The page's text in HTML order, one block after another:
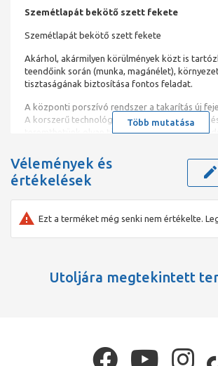
Szemétlapát bekötő szett fekete
Szemétlapát bekötő szett fekete
Akárhol, akármilyen körülmények közt is
teendőink során (munka, magánélet),
tisztaságának biztosítása fontos feladat.
A központi porszívó rendszer a takarítás új
A korszerű technológia segítségével gyorsan
teremthetünk olyan tökéletes tisztaságot
Több mutatása
Vélemények és
értékelések
Ezt a terméket még senki nem értékelte.
Utoljára megtekintett